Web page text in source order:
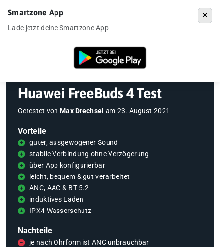
»Huawei FreeBuds 4 Test
Huawei FreeBuds 4 Test
Getestet von Max Drechsel am 23. August 2021
Vorteile
guter, ausgewogener Sound
stabile Verbindung ohne Verzögerung
über App konfigurierbar
leicht, bequem & gut verarbeitet
ANC, AAC & BT 5.2
induktives Laden
IPX4 Wasserschutz
Nachteile
je nach Ohrform ist ANC unbrauchbar
Smartzone App
Lade jetzt deine Smartzone App